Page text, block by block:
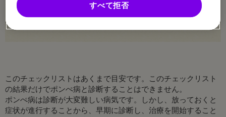
朝、頭痛がある
このチェックリストはあくまで目安です。このチェックリスト
の結果だけでポンぺ病と診断することはできません。
ポンぺ病は診断が大変難しい病気です。しかし、放っておくと
症状が進行することから、早期に診断し、治療を開始すること
すべて拒否